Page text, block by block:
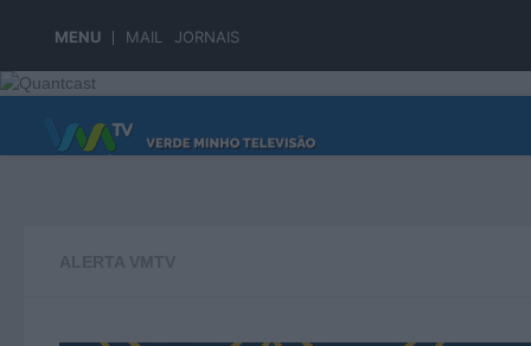
MENU MAIL JORNAIS
Skip to content